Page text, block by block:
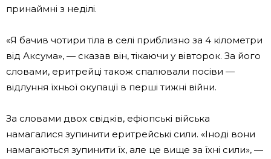
принаймні з неділі.
«Я бачив чотири тіла в селі приблизно за 4 кілометри
від Аксума», — сказав він, тікаючи у вівторок. За його
словами, еритрейці також спалювали посіви —
відлуння їхньої окупації в перші тижні війни.
За словами двох свідків, ефіопські війська
намагалися зупинити еритрейські сили. «Іноді вони
намагаються зупинити їх, але це вище за їхні сили», —